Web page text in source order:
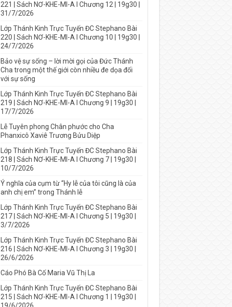
221 | Sách NƠ-KHE-MI-A I Chương 12 | 19g30 |
31/7/2026
Lớp Thánh Kinh Trực Tuyến ĐC Stephano Bài
220 | Sách NƠ-KHE-MI-A I Chương 10 | 19g30 |
24/7/2026
Bảo vệ sự sống – lời mời gọi của Đức Thánh
Cha trong một thế giới còn nhiều đe dọa đối
với sự sống
Lớp Thánh Kinh Trực Tuyến ĐC Stephano Bài
219 | Sách NƠ-KHE-MI-A I Chương 9 | 19g30 |
17/7/2026
Lễ Tuyên phong Chân phước cho Cha
Phanxicô Xaviê Trương Bửu Diệp
Lớp Thánh Kinh Trực Tuyến ĐC Stephano Bài
218 | Sách NƠ-KHE-MI-A I Chương 7 | 19g30 |
10/7/2026
Ý nghĩa của cụm từ “Hy lễ của tôi cũng là của
anh chị em” trong Thánh lễ
Lớp Thánh Kinh Trực Tuyến ĐC Stephano Bài
217 | Sách NƠ-KHE-MI-A I Chương 5 | 19g30 |
3/7/2026
Lớp Thánh Kinh Trực Tuyến ĐC Stephano Bài
216 | Sách NƠ-KHE-MI-A I Chương 3 | 19g30 |
26/6/2026
Cáo Phó Bà Cố Maria Vũ Thị La
Lớp Thánh Kinh Trực Tuyến ĐC Stephano Bài
215 | Sách NƠ-KHE-MI-A I Chương 1 | 19g30 |